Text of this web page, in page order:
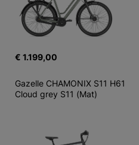
€ 1.199,00
Gazelle CHAMONIX S11 H61
Cloud grey S11 (Mat)